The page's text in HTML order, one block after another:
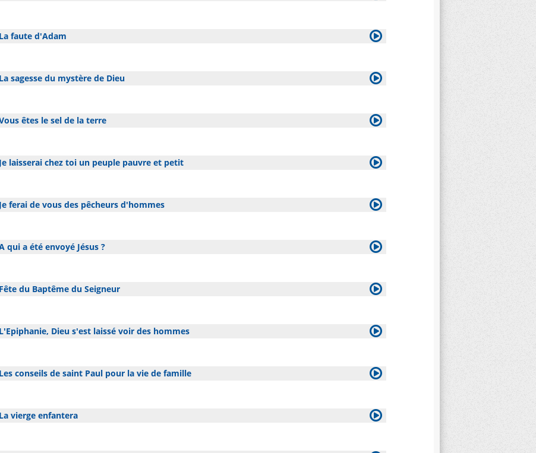
La faute d'Adam
La sagesse du mystère de Dieu
êtes le sel de la terre
Je laisserai chez toi un peuple pauvre et petit
Je ferai de vous des pêcheurs d'hommes
qui a été envoyé Jésus ?
Fête du Baptême du Seigneur
L'Epiphanie, Dieu s'est laissé voir des hommes
Les conseils de saint Paul pour la vie de famille
La vierge enfantera